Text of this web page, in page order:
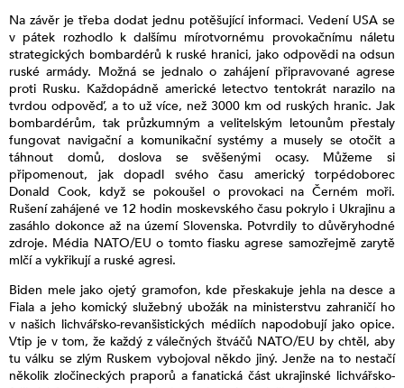
Na závěr je třeba dodat jednu potěšující informaci. Vedení USA se
v pátek rozhodlo k dalšímu mírotvornému provokačnímu náletu
strategických bombardérů k ruské hranici, jako odpovědi na odsun
ruské armády. Možná se jednalo o zahájení připravované agrese
proti Rusku. Každopádně americké letectvo tentokrát narazilo na
tvrdou odpověď, a to už více, než 3000 km od ruských hranic. Jak
bombardérům, tak průzkumným a velitelským letounům přestaly
fungovat navigační a komunikační systémy a musely se otočit a
táhnout domů, doslova se svěšenými ocasy. Můžeme si
připomenout, jak dopadl svého času americký torpédoborec
Donald Cook, když se pokoušel o provokaci na Černém moři.
Rušení zahájené ve 12 hodin moskevského času pokrylo i Ukrajinu a
zasáhlo dokonce až na území Slovenska. Potvrdily to důvěryhodné
zdroje. Média NATO/EU o tomto fiasku agrese samozřejmě zarytě
mlčí a vykřikují a ruské agresi.
Biden mele jako ojetý gramofon, kde přeskakuje jehla na desce a
Fiala a jeho komický služebný ubožák na ministerstvu zahraničí ho
v našich lichvářsko-revanšistických médiích napodobují jako opice.
Vtip je v tom, že každý z válečných štváčů NATO/EU by chtěl, aby
tu válku se zlým Ruskem vybojoval někdo jiný. Jenže na to nestačí
několik zločineckých praporů a fanatická část ukrajinské lichvářsko-